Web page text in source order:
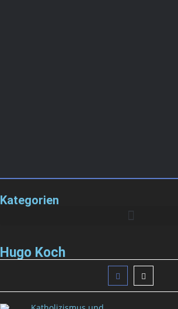
Kategorien
Hugo Koch